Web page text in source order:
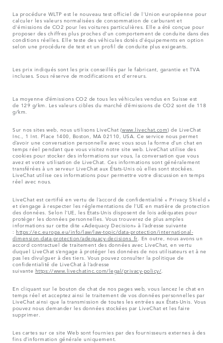
La procédure WLTP est le nouveau test officiel de l'Union européenne pour
calculer les valeurs normalisées de consommation de carburant et
d'émissions de CO2 pour les voitures particulières. Elle a été conçue pour
proposer des chiffres plus proches d'un comportement de conduite dans des
conditions réelles. Elle teste des véhicules dotés d'équipements en option
selon une procédure de test et un profil de conduite plus exigeants.
Les prix indiqués sont les prix conseillés par le fabricant, garantie et TVA
incluses. Sous réserve de modifications et d'erreurs.
La moyenne d’émissions CO2 de tous les véhicules vendus en Suisse est
de 129 g/km. Les valeurs cibles du marché d’émissions de CO2 sont de 118
g/km.
Sur nos sites web, nous utilisons LiveChat (www.livechat.com) de LiveChat
Inc., 1 Int. Place 1400, Boston, MA 02110, USA. Ce service nous permet
d’avoir une conversation personnelle avec vous sous la forme d’un chat en
temps réel pendant que vous visitez notre site web. LiveChat utilise des
cookies pour stocker des informations sur vous, la conversation que vous
avez et votre utilisation de LiveChat. Ces informations sont généralement
transférées à un serveur LiveChat aux États-Unis où elles sont stockées.
LiveChat utilise ces informations pour permettre votre discussion en temps
réel avec nous.
LiveChat est certifié en vertu de l’accord de confidentialité « Privacy Shield »
et s’engage à respecter les réglementations de l’UE en matière de protection
des données. Selon l’UE, les États-Unis disposent de lois adéquates pour
protéger les données personnelles. Vous trouverez de plus amples
informations sur cette dite «Adequacy Decision» à l’adresse suivante
: https://ec.europa.eu/info/law/law-topic/data-protection/international-
dimension-data-protection/adequacy-decisions_fr . En outre, nous avons un
accord contractuel de traitement des données avec LiveChat, en vertu
duquel LiveChat s’engage à protéger les données de nos utilisateurs et à ne
pas les divulguer à des tiers. Vous pouvez consulter la politique de
confidentialité de LiveChat à l’adresse
suivante https://www.livechatinc.com/legal/privacy-policy/
En cliquant sur le bouton de chat de nos pages web, vous lancez le chat en
temps réel et acceptez ainsi le traitement de vos données personnelles par
LiveChat ainsi que la transmission de toutes les entrées aux États-Unis. Vous
pouvez nous demander les données stockées par LiveChat et les faire
supprimer.
Les cartes sur ce site Web sont fournies par des fournisseurs externes à des
fins d’information générale uniquement.